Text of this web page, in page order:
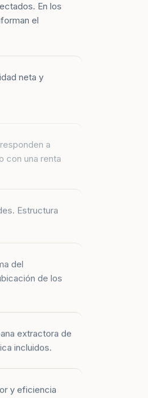
En los
el
neta y
una renta
Estructura
del
de los
extractora de
incluidos.
y eficiencia